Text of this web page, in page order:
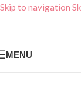
Skip to navigation
MENU